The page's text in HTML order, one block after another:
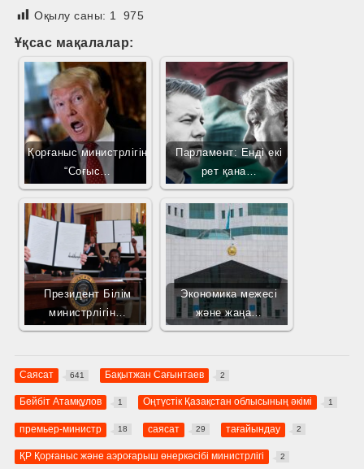
Оқылу саны: 1 975
Ұқсас мақалалар:
Қорғаныс министрлігін
“Соғыс…
Парламент: Енді екі
рет қана…
Президент Білім
министрлігін…
Экономика межесі
және жаңа…
Саясат 641 Бақытжан Сағынтаев 2
Бейбіт Атамқұлов 1 Оңтүстік Қазақстан облысының әкімі 1
премьер-министр 18 саясат 29 тағайындау 2
ҚР Қорғаныс және аэроғарыш өнеркәсібі министрлігі 2